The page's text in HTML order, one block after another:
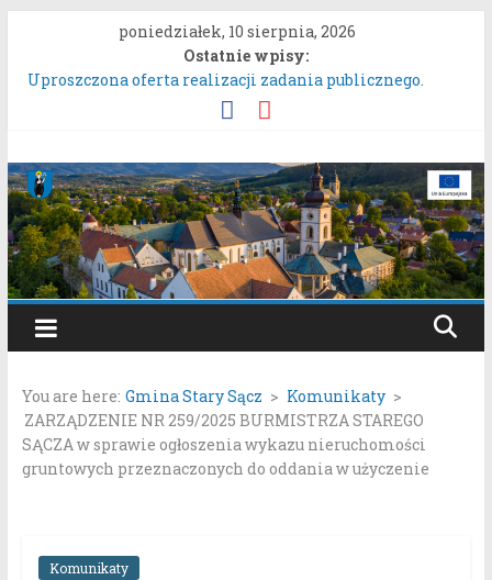
treści
poniedziałek, 10 sierpnia, 2026
Ostatnie wpisy:
Uproszczona oferta realizacji zadania publicznego.
ZARZĄDZENIE NR 136/2026BURMISTRZA STAREGO
oddania w najem, dzierżawę i użyczenie.
Konkurs Wieńców Dożynkowych Województwa
Małopolskiego.
Zgłaszanie uwag do oferty realizacji zadania publicznego
pn. „Integracyjna Grupa Teatralna” złożonej przez
Stowarzyszenie „Gniazdo”.
Konsultacje społeczne dotyczące zmiany „Miejscowego
Gmina
Stary
Sącz
Portal
Gminy
Stary
Sącz
You are here: Gmina Stary Sącz > Komunikaty >
ZARZĄDZENIE NR 259/2025 BURMISTRZA STAREGO
SĄCZA w sprawie ogłoszenia wykazu nieruchomości
gruntowych przeznaczonych do oddania w użyczenie
Komunikaty